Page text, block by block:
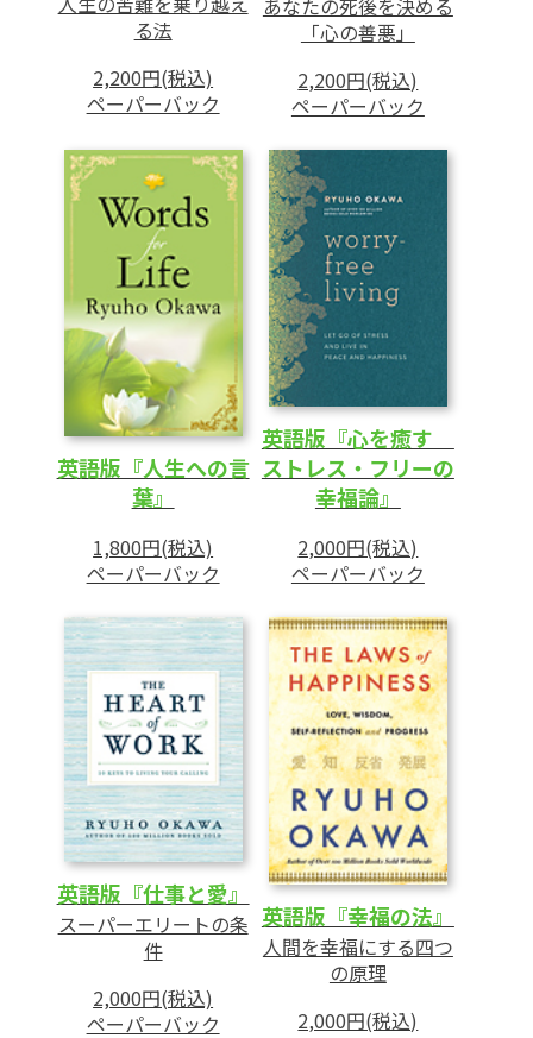
る法
2,200円(税込)
ペーパーバック
あなたの死後を決める
「心の善悪」
2,200円(税込)
ペーパーバック
英語版『人生への言
葉』
1,800円(税込)
ペーパーバック
英語版『心を癒す
ストレス・フリーの
幸福論』
2,000円(税込)
ペーパーバック
英語版『仕事と愛』
スーパーエリートの条
件
2,000円(税込)
ペーパーバック
英語版『幸福の法』
人間を幸福にする四つ
の原理
2,000円(税込)